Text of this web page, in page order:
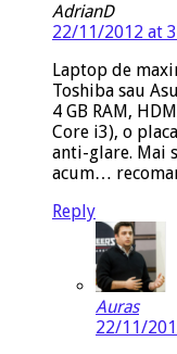
AdrianD
22/11/2012 at
Laptop de
Toshiba sau
4 GB RAM,
Core i3), o
anti-glare. Mai
acum…
Reply
Auras
22/11/